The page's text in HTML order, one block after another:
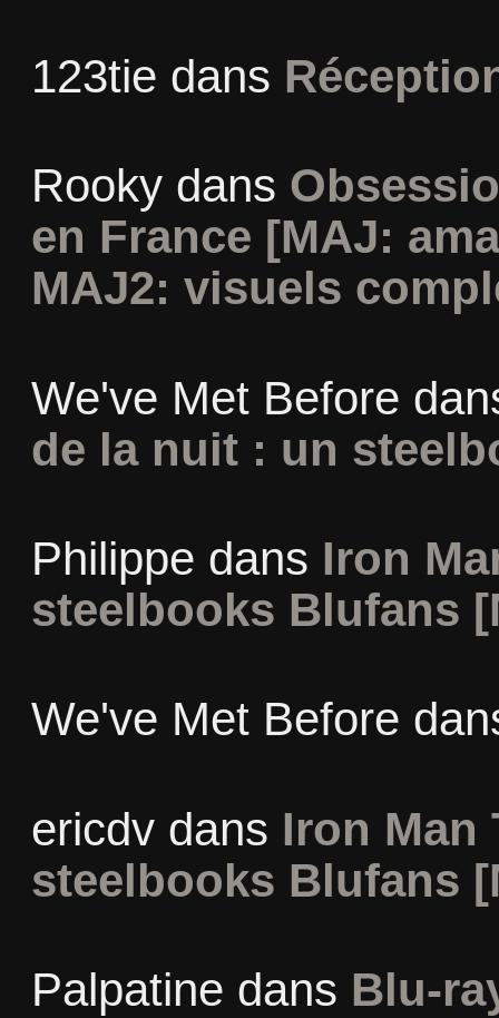
123tie dans
Rookydans
en France [MAJ:
MAJ2: visuels
We've Met Before
de la nuit : un
Philippe dans Iron
steelbooks Blufans
We've Met Before
ericdvdans Iron Man
steelbooks Blufans
Palpatine dans Blu-